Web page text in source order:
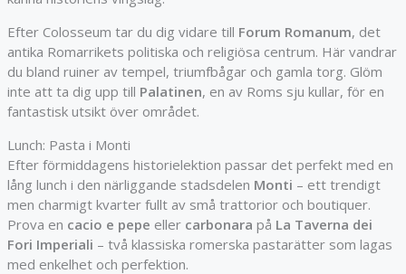
Efter Colosseum tar du dig vidare till Forum Romanum, det
antika Romarrikets politiska och religiösa centrum. Här vandrar
du bland ruiner av tempel, triumfbågar och gamla torg. Glöm
inte att ta dig upp till Palatinen, en av Roms sju kullar, för en
fantastisk utsikt över området.
Lunch: Pasta i Monti
Efter förmiddagens historielektion passar det perfekt med en
lång lunch i den närliggande stadsdelen Monti – ett trendigt
men charmigt kvarter fullt av små trattorior och boutiquer.
Prova en cacio e pepe eller carbonara på La Taverna dei
Fori Imperiali – två klassiska romerska pastarätter som lagas
med enkelhet och perfektion.